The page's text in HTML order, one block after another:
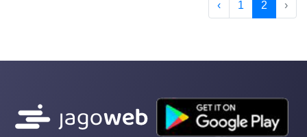
‹ 1 2 ›